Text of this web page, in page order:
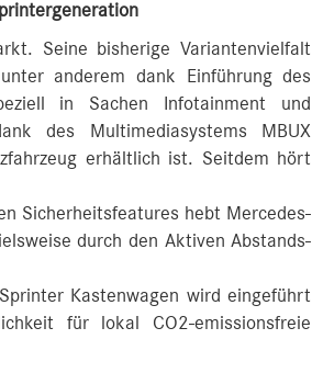
Seine bisherige Variantenvielfalt
anderem dank Einführung des
in Sachen Infotainment und
des Multimediasystems MBUX
erhältlich ist. Seitdem hört
Sicherheitsfeatures hebt Mercedes-
durch den Aktiven Abstands-
Kastenwagen wird eingeführt
für lokal CO2-emissionsfreie